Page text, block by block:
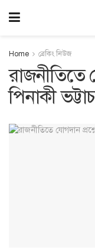
Home ব্রেকিং নিউজ
রাজনীতিতে
পিনাকী